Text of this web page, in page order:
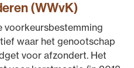
(WWvK)
voorkeursbestemming
waar het genootschap
voor afzondert. Het